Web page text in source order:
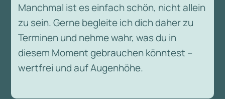
Manchmal ist es einfach schön, nicht allein
zu sein. Gerne begleite ich dich daher zu
Terminen und nehme wahr, was du in
diesem Moment gebrauchen könntest –
wertfrei und auf Augenhöhe.